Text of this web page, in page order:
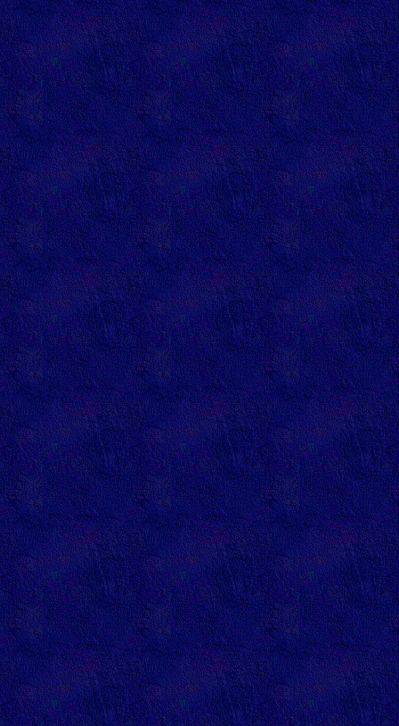
celestre
annuaire
annuaire
annuaire
tonnerre
annuaire
annuairex
annuaire
alynsky
annuaire
blogueur
annuaire
hichax
annuaire
elose44
annuaire
dbedard
annuaire
annuaire
poupette
annuaire
stef66
internet